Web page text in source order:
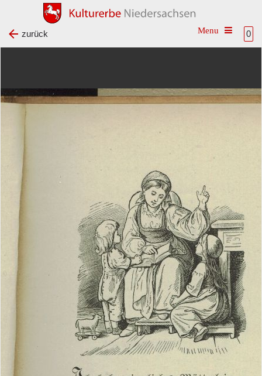
0
Toggle
zurück